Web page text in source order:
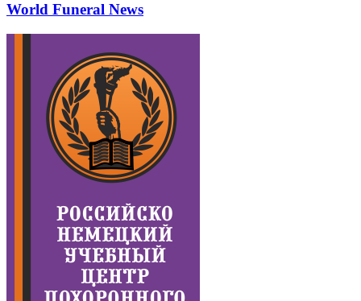
World Funeral News